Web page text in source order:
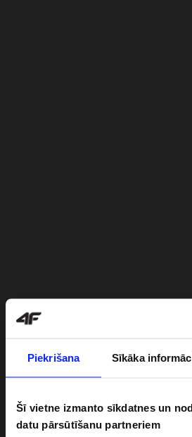
Piekrišana Sīkāka
Šī vietne izmanto sīkdatnes un
datu pārsūtīšanu partneriem